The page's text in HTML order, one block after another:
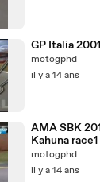
GP Italia
motogphd
il y a 14 ans
AMA SBK
Kahuna race1
motogphd
il y a 14 ans